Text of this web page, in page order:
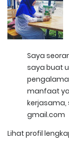
Saya
saya buat
manfaat
kerjasama,
gmail.com
Lihat profil